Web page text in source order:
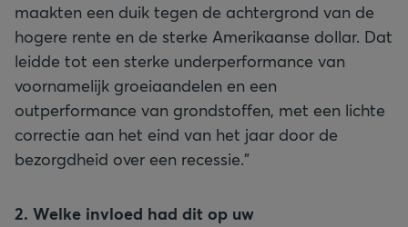
maakten een duik tegen de achtergrond van de
hogere rente en de sterke Amerikaanse dollar. Dat
leidde tot een sterke underperformance van
voornamelijk groeiaandelen en een
outperformance van grondstoffen, met een lichte
correctie aan het eind van het jaar door de
bezorgdheid over een recessie.”
2. Welke invloed had dit op uw